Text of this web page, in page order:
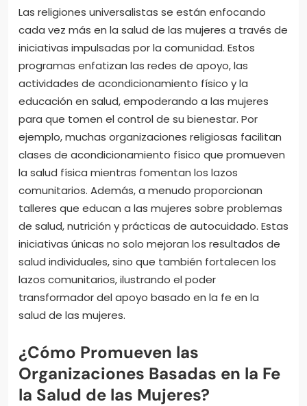
Las religiones universalistas se están enfocando
cada vez más en la salud de las mujeres a través de
iniciativas impulsadas por la comunidad. Estos
programas enfatizan las redes de apoyo, las
actividades de acondicionamiento físico y la
educación en salud, empoderando a las mujeres
para que tomen el control de su bienestar. Por
ejemplo, muchas organizaciones religiosas facilitan
clases de acondicionamiento físico que promueven
la salud física mientras fomentan los lazos
comunitarios. Además, a menudo proporcionan
talleres que educan a las mujeres sobre problemas
de salud, nutrición y prácticas de autocuidado. Estas
iniciativas únicas no solo mejoran los resultados de
salud individuales, sino que también fortalecen los
lazos comunitarios, ilustrando el poder
transformador del apoyo basado en la fe en la
salud de las mujeres.
¿Cómo Promueven las
Organizaciones Basadas en la Fe
la Salud de las Mujeres?